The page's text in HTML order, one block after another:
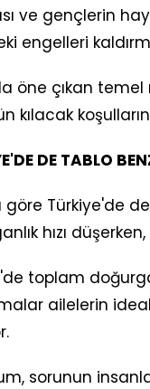
ve gençlerin
engelleri
öne çıkan
kılacak
DE TABLO
göre Türkiye'de
hızı
toplam
ailelerin
sorunun